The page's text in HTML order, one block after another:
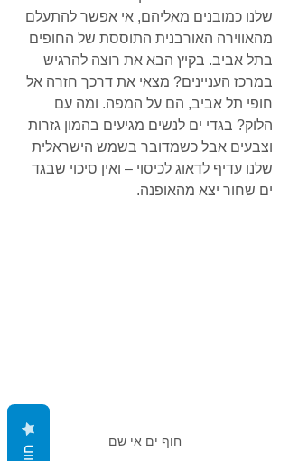
שלנו כמובנים מאליהם, אי אפשר להתעלם
מהאווירה האורבנית התוססת של החופים
בתל אביב. בקיץ הבא את רוצה להרגיש
במרכז העניינים? מצאי את דרכך חזרה אל
חופי תל אביב, הם על המפה. ומה עם
הלוק? בגדי ים לנשים מגיעים בהמון גזרות
וצבעים אבל כשמדובר בשמש הישראלית
שלנו עדיף לדאוג לכיסוי – ואין סיכוי שבגד
ים שחור יצא מהאופנה.
חוף ים אי שם